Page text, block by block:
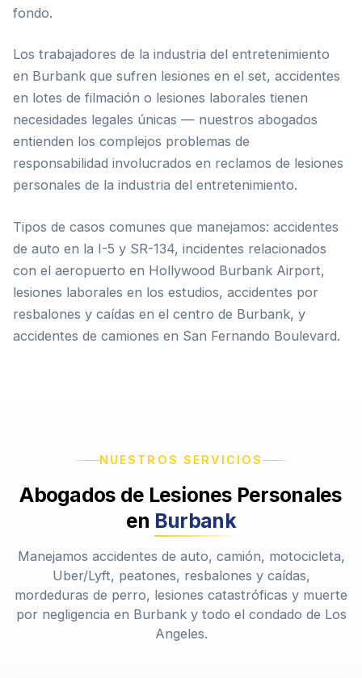
fondo.
Los trabajadores de la industria del entretenimiento
en Burbank que sufren lesiones en el set, accidentes
en lotes de filmación o lesiones laborales tienen
necesidades legales únicas — nuestros abogados
entienden los complejos problemas de
responsabilidad involucrados en reclamos de lesiones
personales de la industria del entretenimiento.
Tipos de casos comunes que manejamos: accidentes
de auto en la I-5 y SR-134, incidentes relacionados
con el aeropuerto en Hollywood Burbank Airport,
lesiones laborales en los estudios, accidentes por
resbalones y caídas en el centro de Burbank, y
accidentes de camiones en San Fernando Boulevard.
NUESTROS SERVICIOS
Abogados de Lesiones Personales
en Burbank
Manejamos accidentes de auto, camión, motocicleta,
Uber/Lyft, peatones, resbalones y caídas,
mordeduras de perro, lesiones catastróficas y muerte
por negligencia en Burbank y todo el condado de Los
Angeles.